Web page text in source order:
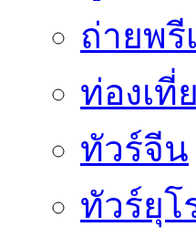
ถ่ายพรี
ท่องเที่
ทัวร์จีน
ทัวร์ยุโ